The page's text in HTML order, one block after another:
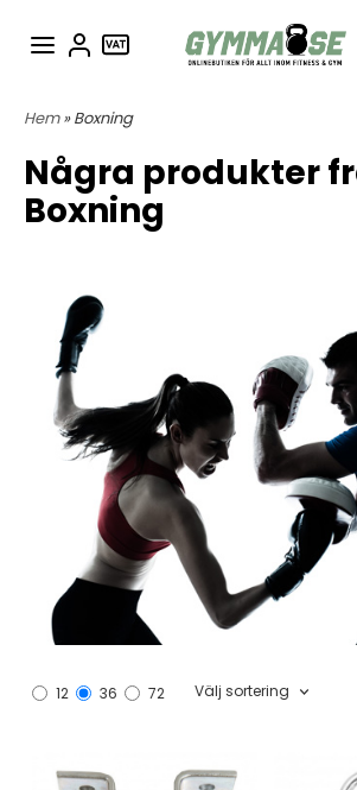
Hem» Boxning
Några produkter
Boxning
12 36 72 Välj sortering